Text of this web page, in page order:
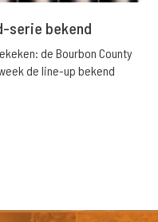
serie bekend
de Bourbon County
de line-up bekend